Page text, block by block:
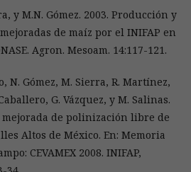
y M.N. Gómez. 2003. Producción y
de maíz por el INIFAP en
Agron. Mesoam. 14:117-121.
N. Gómez, M. Sierra, R. Martínez,
G. Vázquez, y M. Salinas.
mejorada de polinización libre de
Altos de México. En: Memoria
CEVAMEX 2008. INIFAP,